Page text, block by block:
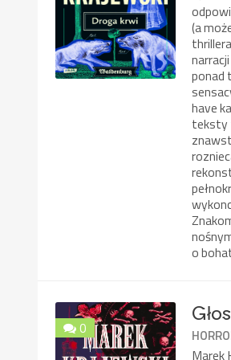
(a
ponad
have
teksty
o
0
Marek